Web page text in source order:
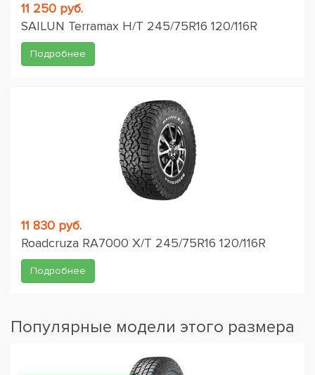
11 250 руб.
SAILUN Terramax H/T 245/75R16 120/116R
Подробнее
11 830 руб.
Roadcruza RA7000 X/T 245/75R16 120/116R
Подробнее
Популярные модели этого размера